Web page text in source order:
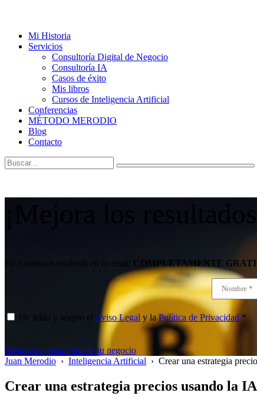
Mi Historia
Servicios
Consultoría Digital de Negocio
Consultoría IA
Casos de éxito
Mis libros
Cursos de Inteligencia Artificial
Conferencias
MÉTODO MERODIO
Blog
Contacto
¡Mejora los
En 3 minutos recibirás en tu email COMPLETAMENTE
He leído y acepto el Aviso Legal y laPolítica de Privacidad*
Mejora los resultados de tu negocio
Juan Merodio › Inteligencia Artificial › Crear una estrategia
Crear una estrategia precios usando la IA